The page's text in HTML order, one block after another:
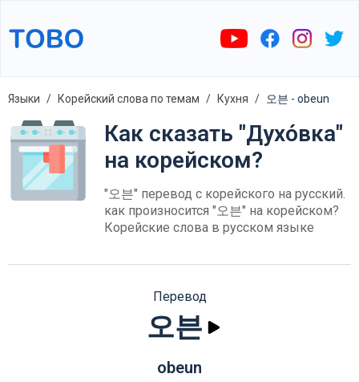
Языки Корейский слова по темам Кухня 오븐 - obeun
Как сказать "Духо́вка"
на корейском?
"오븐" перевод с корейского на русский.
как произносится "오븐" на корейском?
Корейские слова в русском языке
Перевод
오븐
obeun